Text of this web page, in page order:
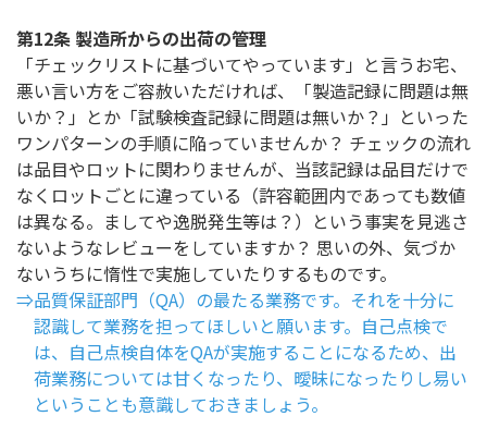
第12条 製造所からの出荷の管理
「チェックリストに基づいてやっています」と言うお宅、
悪い言い方をご容赦いただければ、「製造記録に問題は無
いか？」とか「試験検査記録に問題は無いか？」といった
ワンパターンの手順に陥っていませんか？ チェックの流れ
は品目やロットに関わりませんが、当該記録は品目だけで
なくロットごとに違っている（許容範囲内であっても数値
は異なる。ましてや逸脱発生等は？）という事実を見逃さ
ないようなレビューをしていますか？ 思いの外、気づか
ないうちに惰性で実施していたりするものです。
⇒品質保証部門（QA）の最たる業務です。それを十分に
認識して業務を担ってほしいと願います。自己点検で
は、自己点検自体をQAが実施することになるため、出
荷業務については甘くなったり、曖昧になったりし易い
ということも意識しておきましょう。